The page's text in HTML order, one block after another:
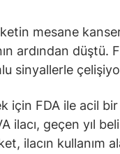
mesane
ardından düştü.
sinyallerle
için FDA ile acil
ilacı, geçen yıl
ilacın kullanım